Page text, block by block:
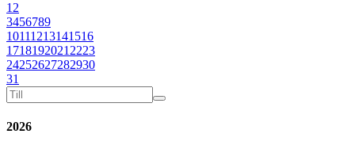
1 2
3456789
10111213141516
1718192021 2223
24252627282930
31
2026